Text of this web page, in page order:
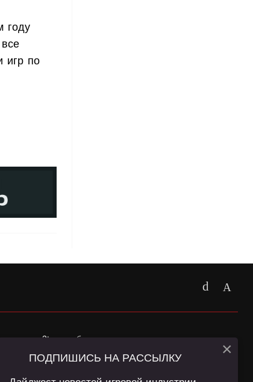
году
игр по
наapp2top.ruобязательна.
Пользователей сайта и сервис «Яндекс
в
Политике конфиденциальностии
ПОДПИШИСЬ НА РАССЫЛКУ ×